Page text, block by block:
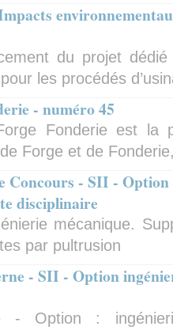
du projet
les procédés
- numéro 45
Fonderie est la
Forge et de
Concours - SII -
disciplinaire
mécanique.
par pultrusion
- SII - Option
- Option :